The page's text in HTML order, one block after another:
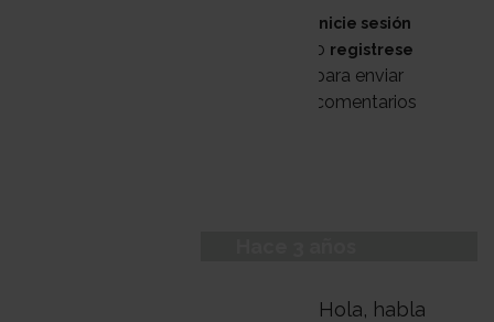
Inicie sesión
o registrese
para enviar
comentarios
Hola, habla